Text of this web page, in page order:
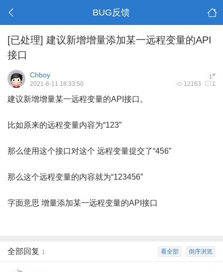
BUG反馈
[已处理] 建议新增增量添加某一远程变量的API
接口
1#
Chboy
12163 1
2021-6-11 18:33:50
建议新增增量某一远程变量的API接口。
比如原来的远程变量内容为“123”
那么使用这个接口对这个 远程变量提交了“456”
那么这个远程变量的内容就为“123456”
字面意思 增量添加某一远程变量的API接口
倒序浏览
看全部
全部回复 1